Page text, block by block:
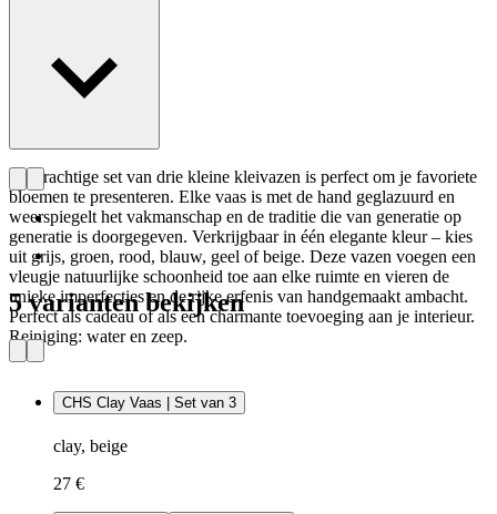
De prachtige set van drie kleine kleivazen is perfect om je favoriete
bloemen te presenteren. Elke vaas is met de hand geglazuurd en
weerspiegelt het vakmanschap en de traditie die van generatie op
generatie is doorgegeven. Verkrijgbaar in één elegante kleur – kies
uit grijs, groen, rood, blauw, geel of beige. Deze vazen voegen een
vleugje natuurlijke schoonheid toe aan elke ruimte en vieren de
unieke imperfecties en de rijke erfenis van handgemaakt ambacht.
Perfect als cadeau of als een charmante toevoeging aan je interieur.
Reiniging: water en zeep.
5 varianten bekijken
CHS Clay Vaas | Set van 3
clay, beige
27 €